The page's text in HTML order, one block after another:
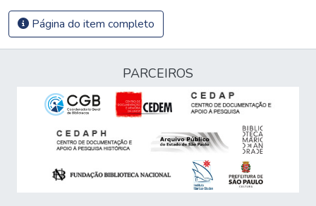
Página do item completo
PARCEIROS